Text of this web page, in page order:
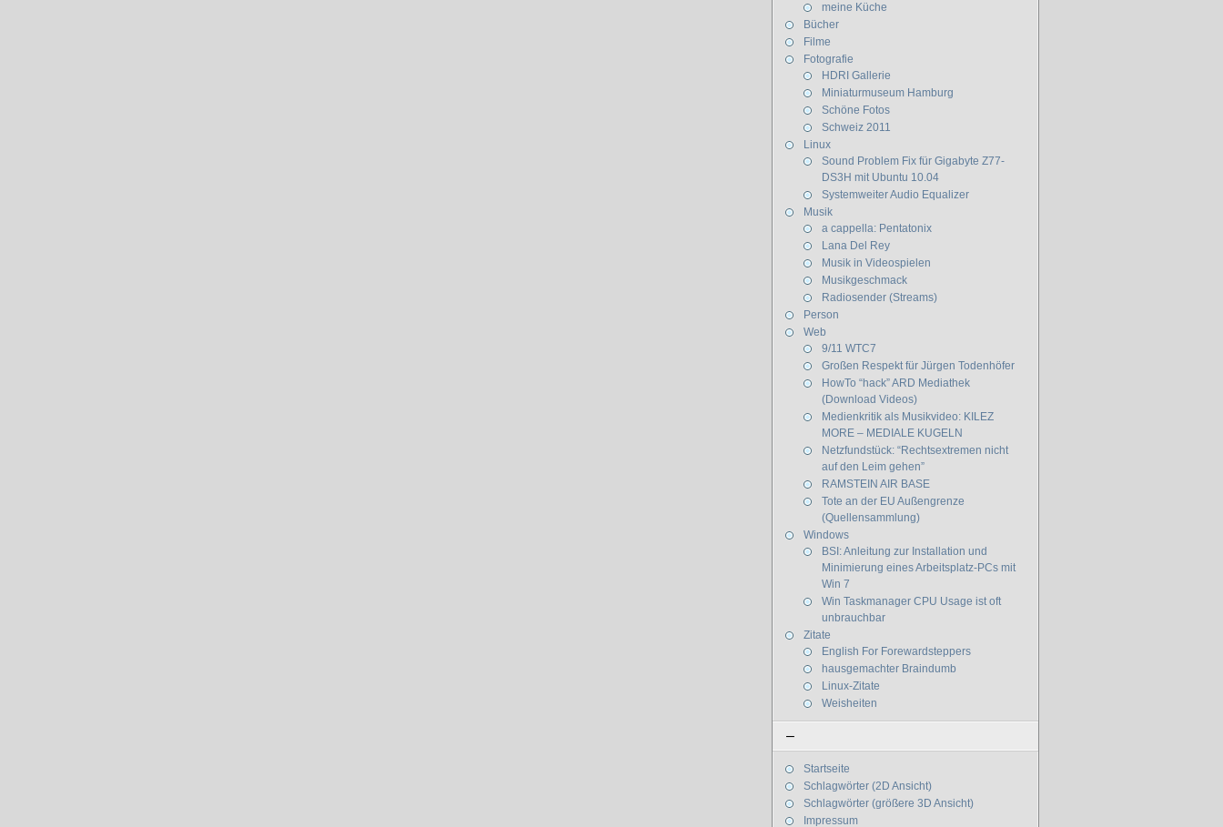
meine Küche
Bücher
Filme
Fotografie
HDRI Gallerie
Miniaturmuseum Hamburg
Schöne Fotos
Schweiz 2011
Linux
Sound Problem Fix für Gigabyte Z77-
DS3H mit Ubuntu 10.04
Systemweiter Audio Equalizer
Musik
a cappella: Pentatonix
Lana Del Rey
Musik in Videospielen
Musikgeschmack
Radiosender (Streams)
Person
Web
9/11 WTC7
Großen Respekt für Jürgen Todenhöfer
HowTo “hack” ARD Mediathek
(Download Videos)
Medienkritik als Musikvideo: KILEZ
MORE – MEDIALE KUGELN
Netzfundstück: “Rechtsextremen nicht
auf den Leim gehen”
RAMSTEIN AIR BASE
Tote an der EU Außengrenze
(Quellensammlung)
Windows
BSI: Anleitung zur Installation und
Minimierung eines Arbeitsplatz-PCs mit
Win 7
Win Taskmanager CPU Usage ist oft
unbrauchbar
Zitate
English For Forewardsteppers
hausgemachter Braindumb
Linux-Zitate
Weisheiten
–
Startseite
Schlagwörter (2D Ansicht)
Schlagwörter (größere 3D Ansicht)
Impressum